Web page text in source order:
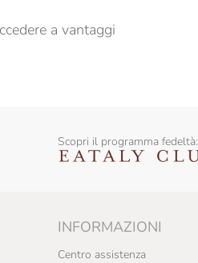
a vantaggi
Scopri il programma fedeltà:
INFORMAZIONI
Centro assistenza